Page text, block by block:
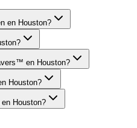
en Houston?
en Houston?
Houston?
Houston?